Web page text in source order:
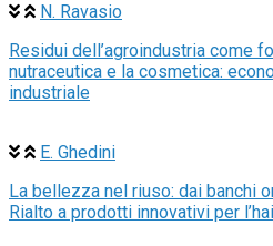
N. Ravasio
Residui dell’agroindustria come
nutraceutica e la cosmetica:
industriale
E. Ghedini
La bellezza nel riuso: dai banchi
Rialto a prodotti innovativi per